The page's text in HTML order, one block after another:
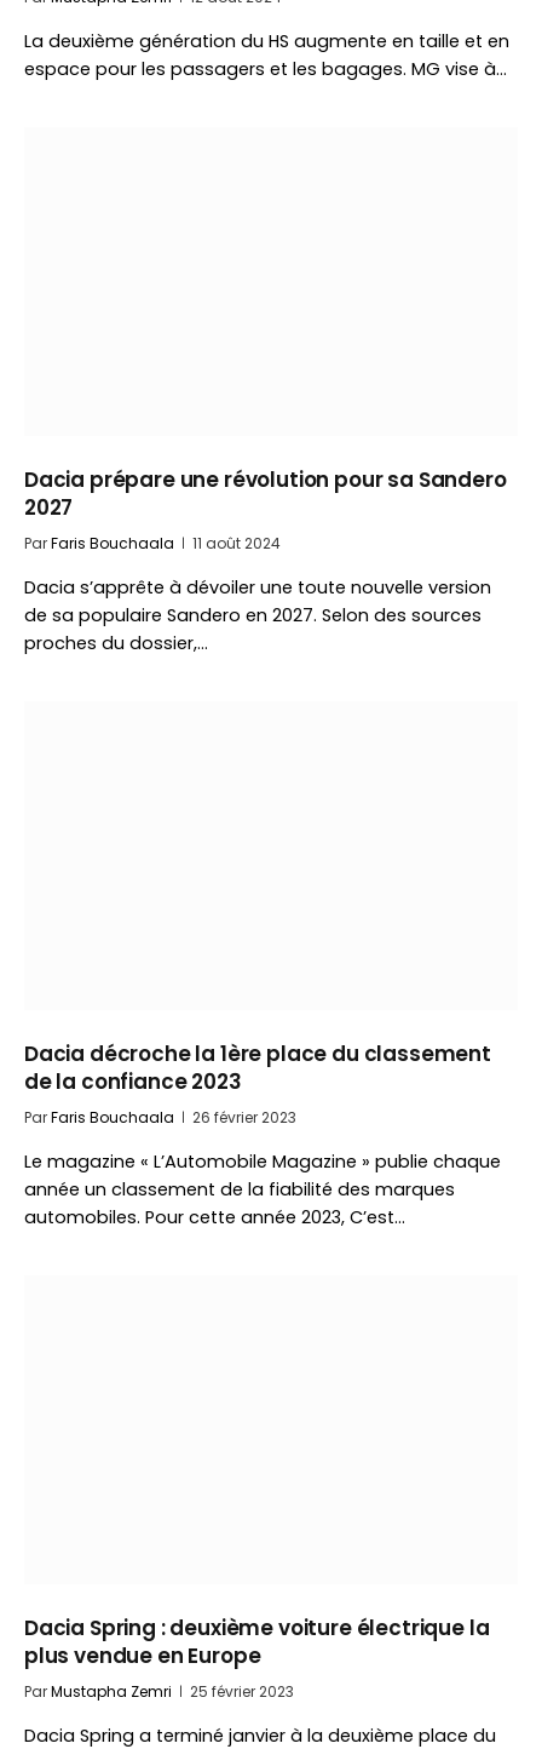
La deuxième génération du HS augmente en taille et en
espace pour les passagers et les bagages. MG vise à…
Dacia prépare une révolution pour sa Sandero
2027
ParFaris Bouchaala 11 août 2024
Dacia s’apprête à dévoiler une toute nouvelle version
de sa populaire Sandero en 2027. Selon des sources
proches du dossier,…
Dacia décroche la 1ère place du classement
de la confiance 2023
ParFaris Bouchaala 26 février 2023
Le magazine « L’Automobile Magazine » publie chaque
année un classement de la fiabilité des marques
automobiles. Pour cette année 2023, C’est…
Dacia Spring : deuxième voiture électrique la
plus vendue en Europe
ParMustapha Zemri 25 février 2023
Dacia Spring a terminé janvier à la deuxième place du